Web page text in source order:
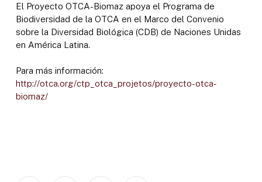
El Proyecto OTCA-Biomaz apoya el Programa de
Biodiversidad de la OTCA en el Marco del Convenio
sobre la Diversidad Biológica (CDB) de Naciones Unidas
en América Latina.
Para más información:
http://otca.org/ctp_otca_projetos/proyecto-otca-
biomaz/